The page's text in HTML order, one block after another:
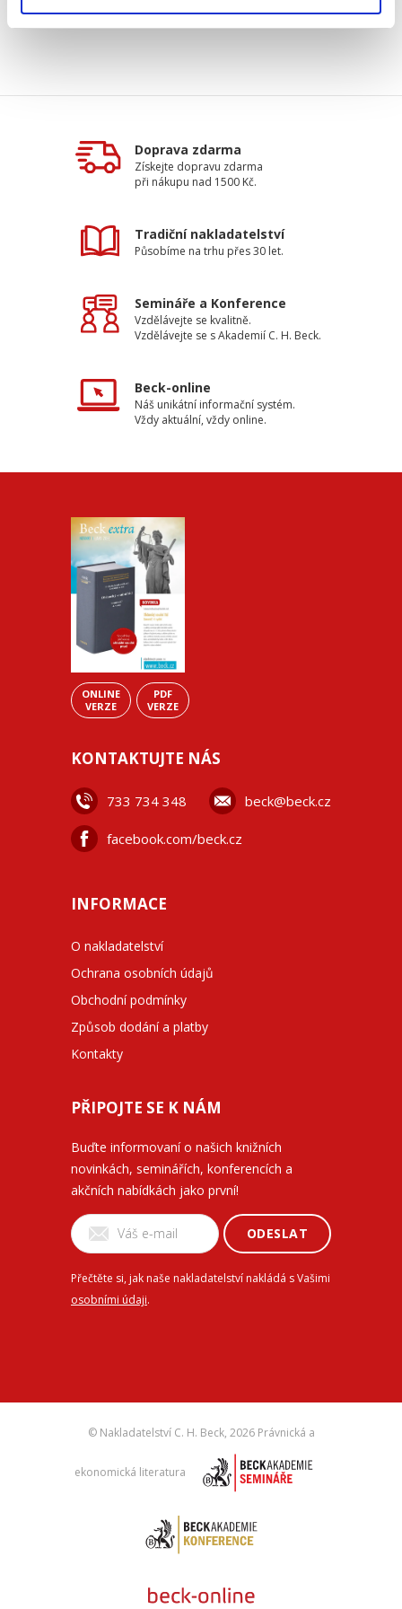
Doprava zdarma
Získejte dopravu zdarma
při nákupu nad 1500 Kč.
Tradiční nakladatelství
Působíme na trhu přes 30 let.
Semináře a Konference
Vzdělávejte se kvalitně.
Vzdělávejte se s Akademií C. H. Beck.
Beck-online
Náš unikátní informační systém.
Vždy aktuální, vždy online.
ONLINE
VERZE
PDF
VERZE
KONTAKTUJTE NÁS
733 734 348 beck@beck.cz
facebook.com/beck.cz
INFORMACE
O nakladatelství
Ochrana osobních údajů
Obchodní podmínky
Způsob dodání a platby
Kontakty
PŘIPOJTE SE K NÁM
Buďte informovaní o našich knižních
novinkách, seminářích, konferencích a
akčních nabídkách jako první!
ODESLAT
Přečtěte si, jak naše nakladatelství nakládá s Vašimi
osobními údaji.
© Nakladatelství C. H. Beck, 2026 Právnická a
ekonomická literatura